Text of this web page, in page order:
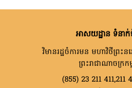
អាសយដ្ឋាន ទំនា
វិមានរដ្ឋចំការមន មហាវិថីព្រះន
ព្រះរាជាណាចក្រកម្
(855) 23 211 411,211